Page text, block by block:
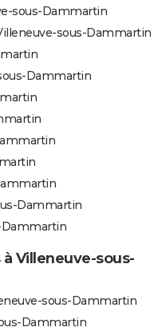
sous-Dammartin
sous-Dammartin
Dammartin
Dammartin
Dammartin
Villeneuve-sous-
sous-Dammartin
Dammartin